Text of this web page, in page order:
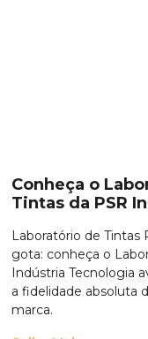
Conheça o
Tintas da PSR
Laboratório de Tintas
gota: conheça o
Indústria Tecnologia
a fidelidade absoluta
marca.